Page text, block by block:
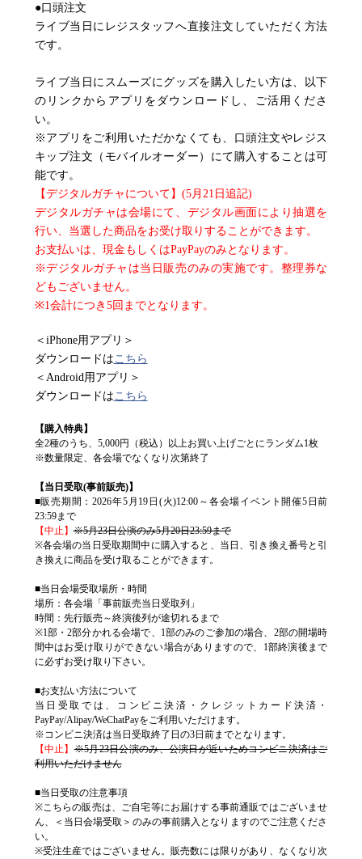
●口頭注文
ライブ当日にレジスタッフへ直接注文していただく方法
です。
ライブ当日にスムーズにグッズを購入したい方は、以下
のリンクからアプリをダウンロードし、ご活用くださ
い。
※アプリをご利用いただかなくても、口頭注文やレジス
キップ注文（モバイルオーダー）にて購入することは可
能です。
【デジタルガチャについて】(5月21日追記)
デジタルガチャは会場にて、デジタル画面により抽選を
行い、当選した商品をお受け取りすることができます。
お支払いは、現金もしくはPayPayのみとなります。
※デジタルガチャは当日販売のみの実施です。整理券な
どもございません。
※1会計につき5回までとなります。
＜iPhone用アプリ＞
ダウンロードはこちら
＜Android用アプリ＞
ダウンロードはこちら
【購入特典】
全2種のうち、5,000円（税込）以上お買い上げごとにランダム1枚
※数量限定、各会場でなくなり次第終了
【当日受取(事前販売)】
■販売期間：2026年5月19日(火)12:00～各会場イベント開催5日前
23:59まで
【中止】※5月23日公演のみ5月20日23:59まで
※各会場の当日受取期間中に購入すると、当日、引き換え番号と引
き換えに商品を受け取ることができます。
■当日会場受取場所・時間
場所：各会場「事前販売当日受取列」
時間：先行販売～終演後列が途切れるまで
※1部・2部分かれる会場で、1部のみのご参加の場合、2部の開場時
間中はお受け取りができない場合がありますので、1部終演後まで
に必ずお受け取り下さい。
■お支払い方法について
当日受取では、コンビニ決済・クレジットカード決済・
PayPay/Alipay/WeChatPayをご利用いただけます。
※コンビニ決済は当日受取終了日の3日前までとなります。
【中止】※5月23日公演のみ、公演日が近いためコンビニ決済はご
利用いただけません
■当日受取の注意事項
※こちらの販売は、ご自宅等にお届けする事前通販ではございませ
ん、＜当日会場受取＞のみの事前購入となりますのでご注意くださ
い。
※受注生産ではございません。販売数には限りがあり、なくなり次